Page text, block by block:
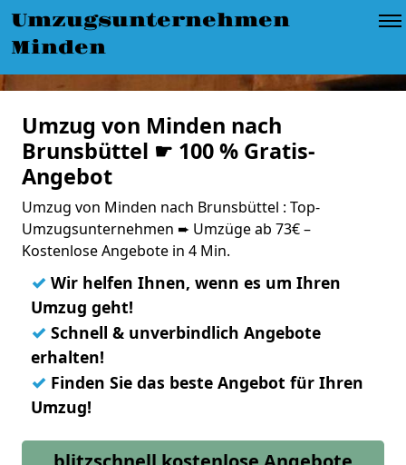
Umzugsunternehmen
Minden
Umzug von Minden nach
Brunsbüttel ☛ 100 % Gratis-
Angebot
Umzug von Minden nach Brunsbüttel : Top-
Umzugsunternehmen ➨ Umzüge ab 73€ –
Kostenlose Angebote in 4 Min.
✓ Wir helfen Ihnen, wenn es um Ihren
Umzug geht!
✓ Schnell & unverbindlich Angebote
erhalten!
✓ Finden Sie das beste Angebot für Ihren
Umzug!